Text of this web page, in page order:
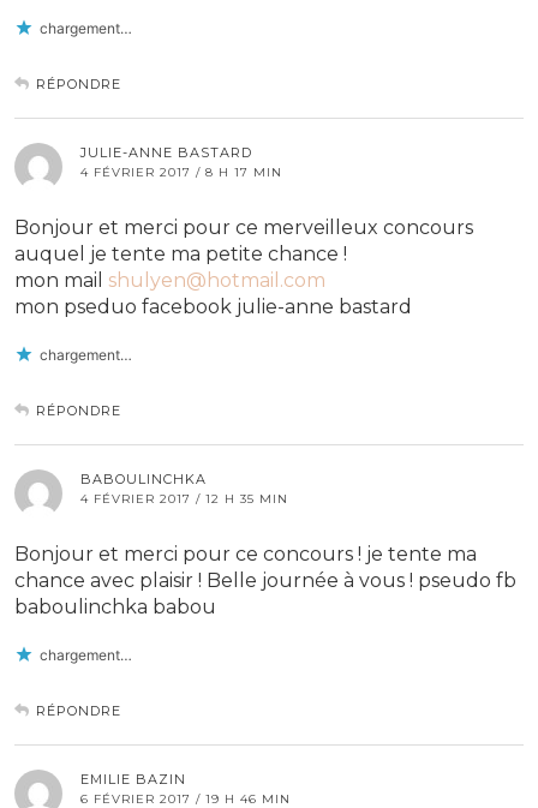
chargement…
RÉPONDRE
JULIE-ANNE BASTARD
4 FÉVRIER 2017 / 8 H 17 MIN
Bonjour et merci pour ce merveilleux concours
auquel je tente ma petite chance !
mon mail shulyen@hotmail.com
mon pseduo facebook julie-anne bastard
chargement…
RÉPONDRE
BABOULINCHKA
4 FÉVRIER 2017 / 12 H 35 MIN
Bonjour et merci pour ce concours ! je tente ma
chance avec plaisir ! Belle journée à vous ! pseudo fb
baboulinchka babou
chargement…
RÉPONDRE
EMILIE BAZIN
6 FÉVRIER 2017 / 19 H 46 MIN